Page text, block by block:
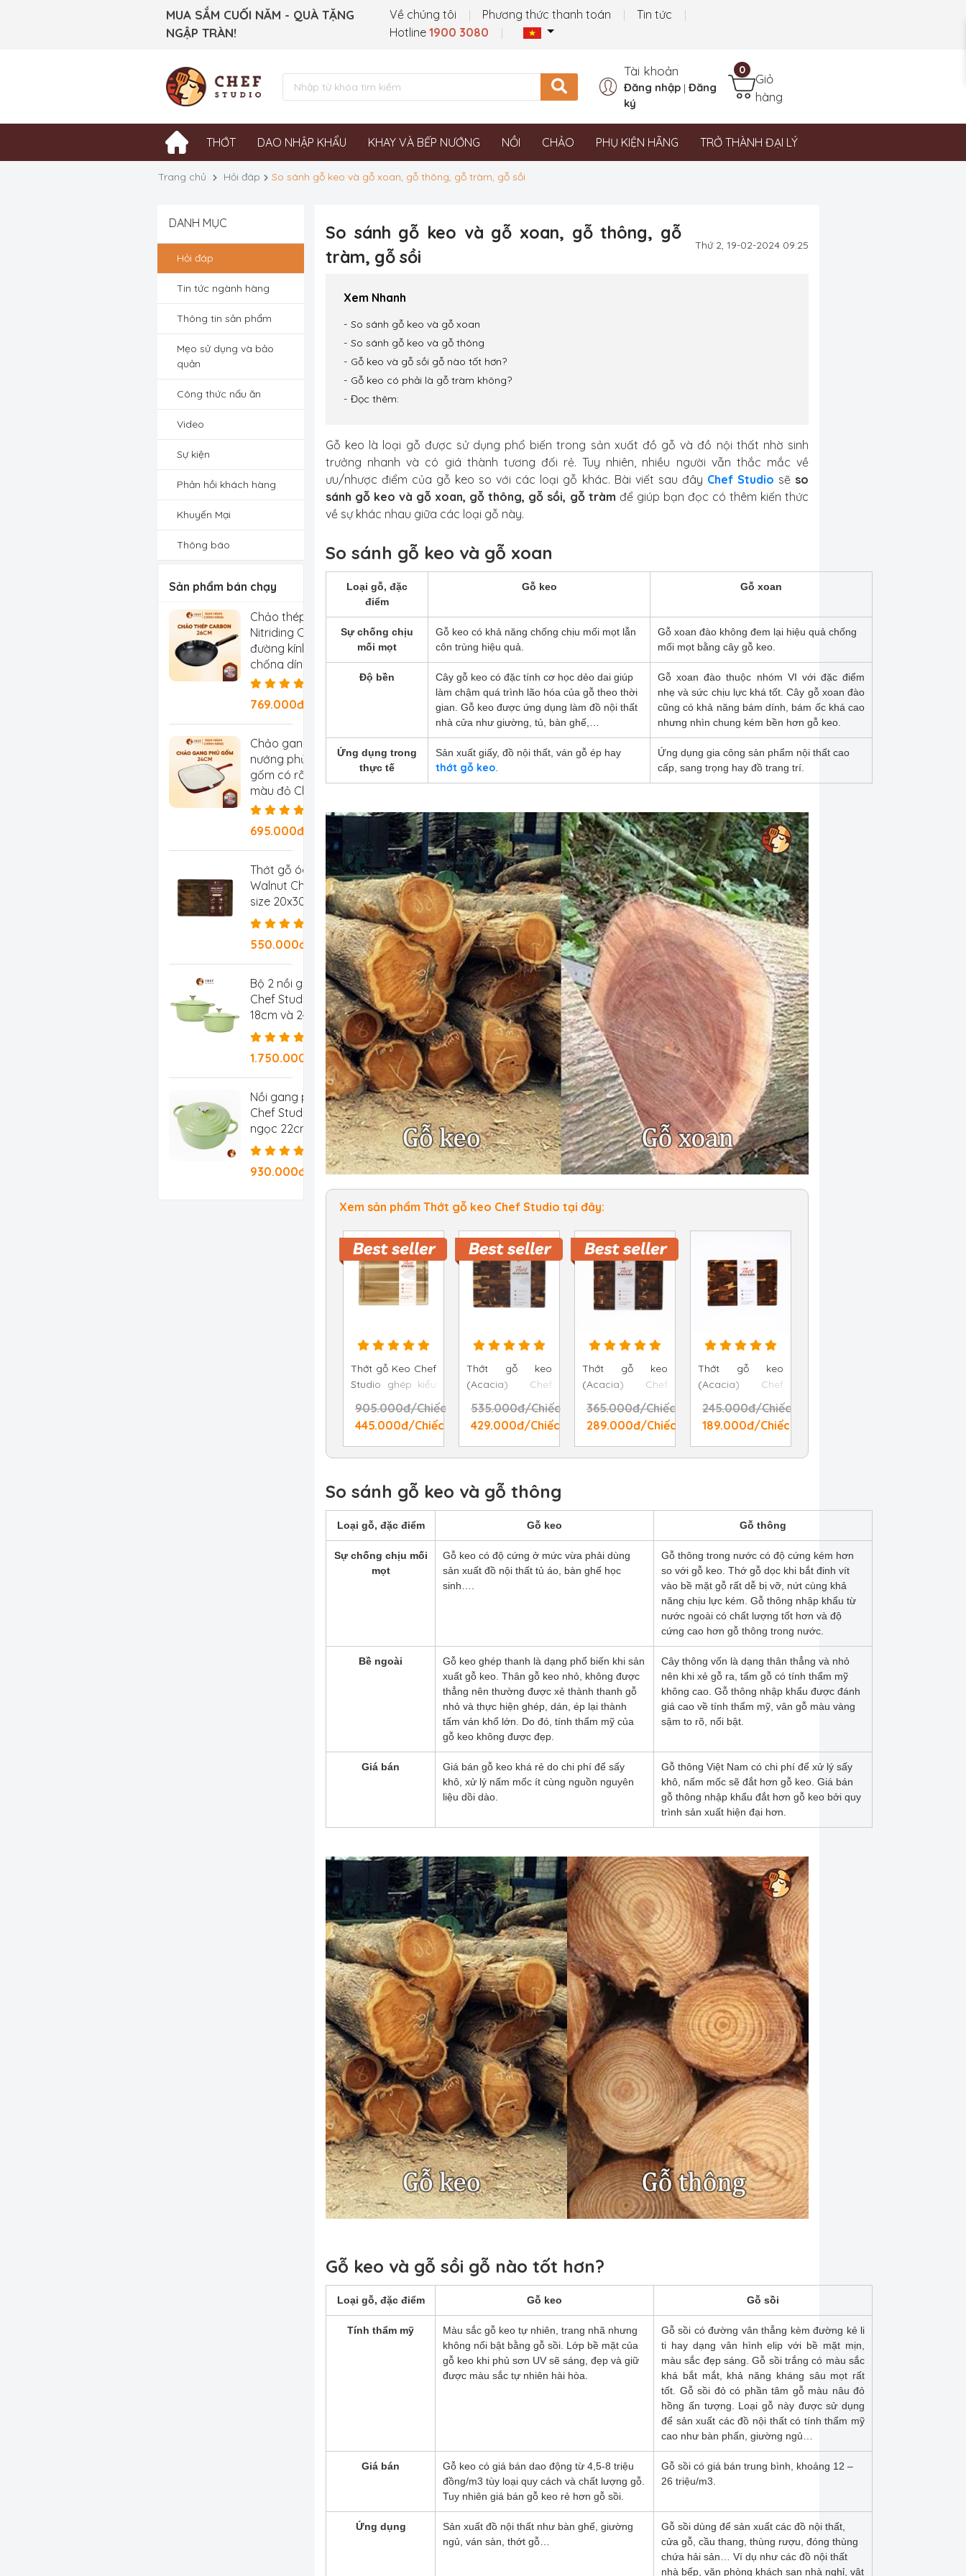
MUA SẮM CUỐI NĂM - QUÀ TẶNG
NGẬP TRÀN!
Về chúng tôi Phương thức thanh toán
Tin tức
Hotline1900 3080
Tài khoản
Đăng nhập| Đăng
ký
Giỏ
hàng
0
THỚT DAO NHẬP KHẨU KHAY VÀ BẾP NƯỚNG NỒI CHẢO PHỤ KIỆN HÃNG TRỞ THÀNH ĐẠI LÝ
Trang chủ Hỏi đáp So sánh gỗ keo và gỗ xoan, gỗ thông, gỗ tràm, gỗ sồi
DANH MỤC
Hỏi đáp
Tin tức ngành hàng
Thông tin sản phẩm
Mẹo sử dụng và bảo
quản
Công thức nấu ăn
Video
Sự kiện
Phản hồi khách hàng
Khuyến Mại
Thông báo
Sản phẩm bán chạy
Chảo thép Carbon
Nitriding Chef Studio
đường kính 26 cm,
chống dính tự nhiên,
chống rỉ, chống xước
769.000đ/Chiếc
Chảo gang
nướng phủ
gốm có rãnh
màu đỏ Chef
Studio, đường
695.000đ/
Thớt gỗ óc chó
Walnut Chef Studio
size 20x30x2.5cm
550.000đ/Chiếc
Bộ 2 nồi gang tráng men
Chef Studio xanh ngọc
18cm và 24cm
1.750.000đ/Combo
Nồi gang phủ gốm
Chef Studio xanh
ngọc 22cm 3.3L
930.000đ/Chiếc
So sánh gỗ keo và gỗ xoan, gỗ thông, gỗ
tràm, gỗ sồi
Thứ 2, 19-02-2024 09:25
Xem Nhanh
So sánh gỗ keo và gỗ xoan
So sánh gỗ keo và gỗ thông
Gỗ keo và gỗ sồi gỗ nào tốt hơn?
Gỗ keo có phải là gỗ tràm không?
Đọc thêm:
Gỗ keo là loại gỗ được sử dụng phổ biến trong sản xuất đồ gỗ và đồ nội thất nhờ sinh
trưởng nhanh và có giá thành tương đối rẻ. Tuy nhiên, nhiều người vẫn thắc mắc về
ưu/nhược điểm của gỗ keo so với các loại gỗ khác. Bài viết sau đây Chef Studio sẽ so
sánh gỗ keo và gỗ xoan, gỗ thông, gỗ sồi, gỗ tràm để giúp bạn đọc có thêm kiến thức
về sự khác nhau giữa các loại gỗ này.
So sánh gỗ keo và gỗ xoan
Loại gỗ, đặc
điểm
Gỗ keo Gỗ xoan
Sự chống chịu
mối mọt
Gỗ keo có khả năng chống chịu mối mọt lẫn
côn trùng hiệu quả.
Gỗ xoan đào không đem lại hiệu quả chống
mối mọt bằng cây gỗ keo.
Độ bền
Cây gỗ keo có đặc tính cơ học dẻo dai giúp
làm chậm quá trình lão hóa của gỗ theo thời
gian. Gỗ keo được ứng dụng làm đồ nội thất
nhà cửa như giường, tủ, bàn ghế,…
Gỗ xoan đào thuộc nhóm VI với đặc điểm
nhẹ và sức chịu lực khá tốt. Cây gỗ xoan đào
cũng có khả năng bám dính, bám ốc khá cao
nhưng nhìn chung kém bền hơn gỗ keo.
Ứng dụng trong
thực tế
Sản xuất giấy, đồ nội thất, ván gỗ ép hay
thớt gỗ keo
Ứng dụng gia công sản phẩm nội thất cao
cấp, sang trọng hay đồ trang trí.
Xem sản phẩm Thớt gỗ keo Chef Studio tại đây:
Thớt gỗ Keo Chef
Studio ghép kiểu
Solid chữ nhật
size 30x40x3.8cm
905.000đ/Chiếc
445.000đ/Chiếc
Thớt gỗ keo
(Acacia) Chef
Studio chữ nhật
size 25x35x3.5cm
535.000đ/Chiếc
429.000đ/Chiếc
Thớt gỗ keo
(Acacia) Chef
Studio chữ nhật
size 25x35x2,5cm
365.000đ/Chiếc
289.000đ/Chiếc
Thớt gỗ keo
(Acacia) Chef
Studio chữ nhật
size 20x30x2,5cm
245.000đ/Chiếc
189.000đ/Chiếc
So sánh gỗ keo và gỗ thông
Loại gỗ, đặc điểm Gỗ keo Gỗ thông
Sự chống chịu mối
mọt
Gỗ keo có độ cứng ở mức vừa phải dùng
sản xuất đồ nội thất tủ áo, bàn ghế học
sinh….
Gỗ thông trong nước có độ cứng kém hơn
so với gỗ keo. Thớ gỗ dọc khi bắt đinh vít
vào bề mặt gỗ rất dễ bị vỡ, nứt cùng khả
năng chịu lực kém. Gỗ thông nhập khẩu từ
nước ngoài có chất lượng tốt hơn và độ
cứng cao hơn gỗ thông trong nước.
Bề ngoài
Gỗ keo ghép thanh là dạng phổ biến khi sản
xuất gỗ keo. Thân gỗ keo nhỏ, không được
thẳng nên thường được xẻ thành thanh gỗ
nhỏ và thực hiện ghép, dán, ép lại thành
tấm ván khổ lớn. Do đó, tính thẩm mỹ của
gỗ keo không được đẹp.
Cây thông vốn là dạng thân thẳng và nhỏ
nên khi xẻ gỗ ra, tấm gỗ có tính thẩm mỹ
không cao. Gỗ thông nhập khẩu được đánh
giá cao về tính thẩm mỹ, vân gỗ màu vàng
sậm to rõ, nổi bật.
Giá bán
Giá bán gỗ keo khá rẻ do chi phí để sấy
khô, xử lý nấm mốc ít cùng nguồn nguyên
liệu dồi dào.
Gỗ thông Việt Nam có chi phí để xử lý sấy
khô, nấm mốc sẽ đắt hơn gỗ keo. Giá bán
gỗ thông nhập khẩu đắt hơn gỗ keo bởi quy
trình sản xuất hiện đại hơn.
Gỗ keo và gỗ sồi gỗ nào tốt hơn?
Loại gỗ, đặc điểm Gỗ keo Gỗ sồi
Tính thẩm mỹ
Màu sắc gỗ keo tự nhiên, trang nhã nhưng
không nổi bật bằng gỗ sồi. Lớp bề mặt của
gỗ keo khi phủ sơn UV sẽ sáng, đẹp và giữ
được màu sắc tự nhiên hài hòa.
Gỗ sồi có đường vân thẳng kèm đường kẻ li
ti hay dạng vân hình elip với bề mặt mịn,
màu sắc đẹp sáng. Gỗ sồi trắng có màu sắc
khá bắt mắt, khả năng kháng sâu mọt rất
tốt. Gỗ sồi đỏ có phần tâm gỗ màu nâu đỏ
hồng ấn tượng. Loại gỗ này được sử dụng
để sản xuất các đồ nội thất có tính thẩm mỹ
cao như bàn phấn, giường ngủ…
Giá bán
Gỗ keo có giá bán dao động từ 4,5-8 triệu
đồng/m3 tùy loại quy cách và chất lượng gỗ.
Tuy nhiên giá bán gỗ keo rẻ hơn gỗ sồi.
Gỗ sồi có giá bán trung bình, khoảng 12 –
26 triệu/m3.
Ứng dụng
Sản xuất đồ nội thất như bàn ghế, giường
ngủ, ván sàn, thớt gỗ…
Gỗ sồi dùng để sản xuất các đồ nội thất,
cửa gỗ, cầu thang, thùng rượu, đóng thùng
chứa hải sản… Ví dụ như các đồ nội thất
nhà bếp, văn phòng khách sạn nhà nghỉ, vật